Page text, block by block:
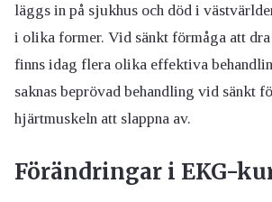
läggs in på sjukhus och död i
i olika former. Vid sänkt förmåga att
finns idag flera olika effektiva
saknas beprövad behandling vid sänkt
hjärtmuskeln att slappna av.
Förändringar i EKG-